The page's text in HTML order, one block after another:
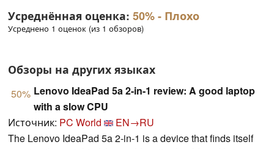
Усреднённая оценка: 50%- Плохо
Усреднено 1 оценок (из 1 обзоров)
Обзоры на других языках
50% Lenovo IdeaPad 5a 2-in-1 review: A good laptop
with a slow CPU
Источник: PC World
EN→RU
The Lenovo IdeaPad 5a 2-in-1 is a device that finds itself